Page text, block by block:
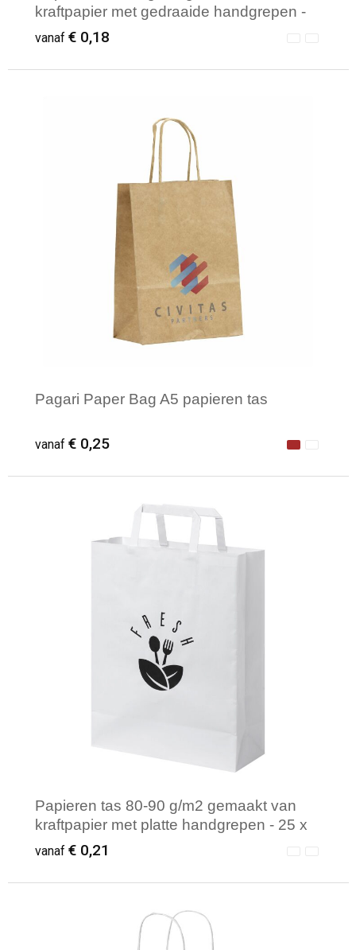
kraftpapier met gedraaide handgrepen -
18 x 8 x 21 cm
vanaf € 0,18
Minimale afname: 250
Pagari Paper Bag A5 papieren tas
vanaf € 0,25
Minimale afname: 1
Papieren tas 80-90 g/m2 gemaakt van
kraftpapier met platte handgrepen - 25 x
11 x 32 cm
vanaf € 0,21
Minimale afname: 250